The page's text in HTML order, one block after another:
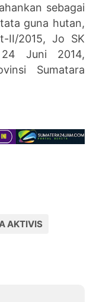
sebagai
guna hutan,
II/2015, Jo SK
24 Juni 2014,
Sumatara
AKTIVIS